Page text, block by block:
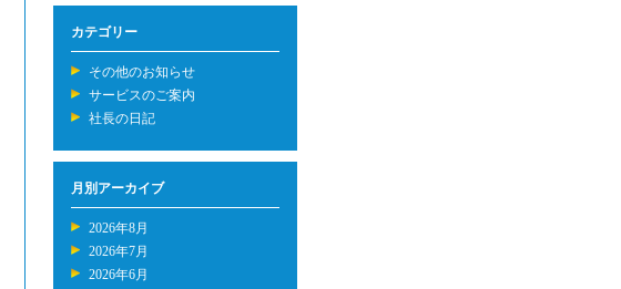
カテゴリー
その他のお知らせ
サービスのご案内
社長の日記
月別アーカイブ
2026年8月
2026年7月
2026年6月